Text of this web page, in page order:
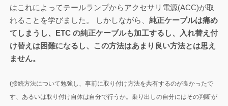
はこれによってテールランプからアクセサリ電源(ACC)が取
れることを学びました。 しかしながら、 純正ケーブルは痛め
てしまうし、ETC の純正ケーブルも加工するし、入れ替え付
け替えは困難になるし、この方法はあまり良い方法とは思え
ません。
(接続方法について勉強し、事前に取り付け方法を共有するのが良かったで
す、あるいは取り付け自体は自分で行うか。乗り出しの自分にはその判断が